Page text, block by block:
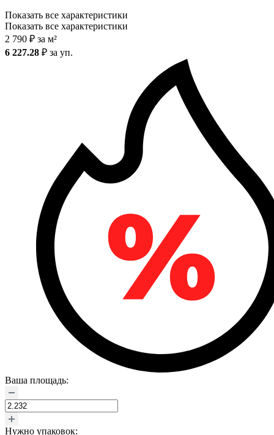
Показать все характеристики
Показать все характеристики
2 790 ₽ за м²
6 227.28 ₽ за уп.
Ваша площадь:
Нужно упаковок: